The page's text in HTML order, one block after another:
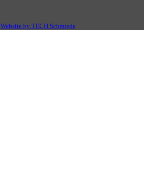
Website by TECH Schmiede